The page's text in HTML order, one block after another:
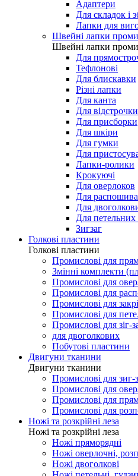
Адаптери
Для складок і
Лапки для
Швейні лапки
Швейні лапки
Для
Тефлонові
Для блискавки
Різні лапки
Для канта
Для відстрочки
Для присборки
Для шкіри
Для гумки
Для
Лапки-ролики
Крокуючі
Для оверлоков
Для
Для
Для
Зигзаг
Голкові пластини
Голкові пластини
Промислові для
Змінні комплекти
Промислові для
Промислові для
Промислові для
Промислові для
Промислові для зіг-
для двоголкових
Побутові пластини
Двигуни тканини
Двигуни тканини
Промислові для зиг-
Промислові для
Промислові для
Промислові для
Ножі та розкрійні леза
Ножі та розкрійні леза
Ножі пряморядні
Ножі оверлочні,
Ножі двоголкові